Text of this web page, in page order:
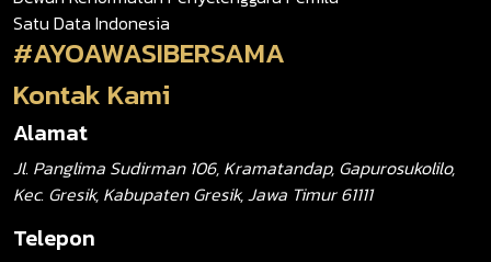
Satu Data Indonesia
#AYOAWASIBERSAMA
Kontak Kami
Alamat
Jl. Panglima Sudirman 106, Kramatandap, Gapurosukolilo,
Kec. Gresik, Kabupaten Gresik, Jawa Timur 61111
Telepon